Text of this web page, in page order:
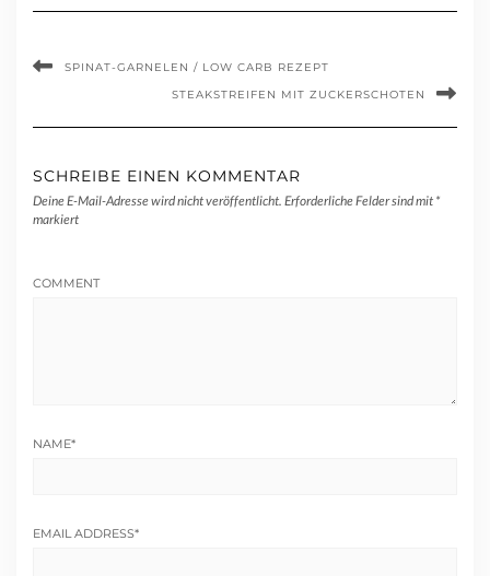
SPINAT-GARNELEN / LOW CARB REZEPT
STEAKSTREIFEN MIT ZUCKERSCHOTEN
SCHREIBE EINEN KOMMENTAR
Deine E-Mail-Adresse wird nicht veröffentlicht. Erforderliche Felder sind mit *
markiert
COMMENT
NAME*
EMAIL ADDRESS*